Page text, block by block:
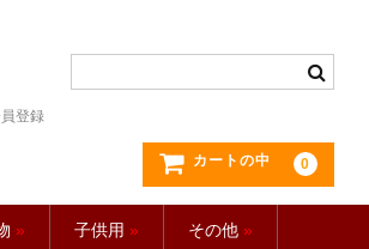
登録
カートの中 0
» 子供用 » その他 »